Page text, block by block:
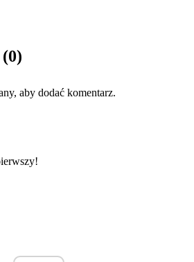
(0)
aby dodać komentarz.